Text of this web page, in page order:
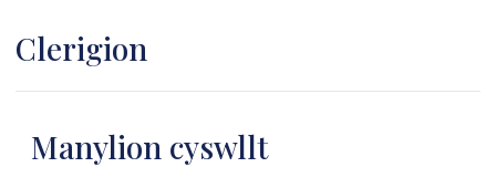
Clerigion
Manylion cyswllt